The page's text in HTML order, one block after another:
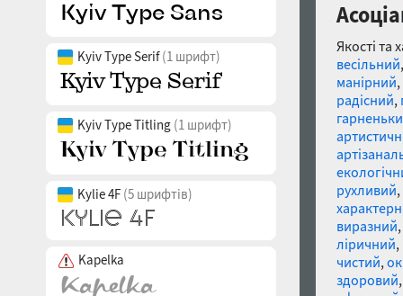
Kyiv Type Serif(1 шрифт)
Kyiv Type Titling (1 шрифт)
Kylie 4F (5 шрифтів)
Kapelka
Якості та
весільний
манірний,
радісний,
рухливий,
виразний,
ліричний,
чистий,
здоровий